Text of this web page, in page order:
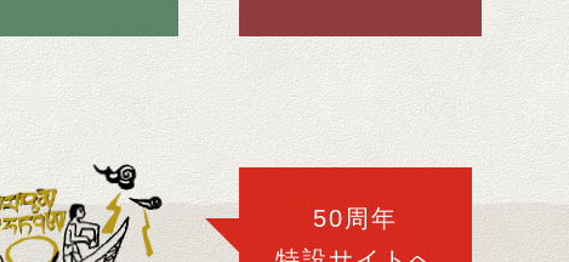
50周年